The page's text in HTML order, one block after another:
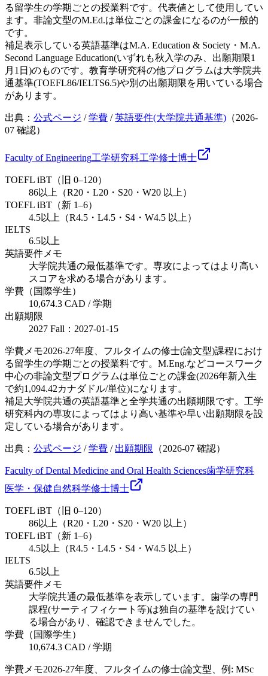
る留学生の学期ごとの授業料です。代表値として使用してい
ます。非論文型のM.Ed.は単位ごとの課金になるのが一般的
です。
補足表示している英語基準はM.A. Education & Society・M.A.
Second Language Education(いずれも秋入学のみ、出願期限1
月1日)のものです。教育学研究科の他プログラムは大学院共
通基準(TOEFL86/IELTS6.5)や別の出願期限を用いている場合
があります。
出典： 公式ページ /学費 /英語要件(大学院共通基準) （2026-
07 確認）
Faculty of Engineering工学研究科工学修士博士
TOEFL iBT（旧 0–120）
86以上（R20・L20・S20・W20 以上）
TOEFL iBT（新 1–6）
4.5以上（R4.5・L4.5・S4・W4.5 以上）
IELTS
6.5以上
英語要件メモ
大学院共通の最低基準です。専攻によってはより高い
スコアを求める場合があります。
学費（国際学生）
10,674.3 CAD / 学期
出願期限
2027 Fall：2027-01-15
学費メモ2026-27年度、フルタイムの修士(論文型)課程におけ
る留学生の学期ごとの授業料です。M.Eng.などコースワーク
中心の非論文型プログラムは単位ごとの課金(2026年新入生
で約1,094.42カナダドル/単位)になります。
補足大学院共通の英語基準と全学共通の出願期限です。工学
研究科内の専攻によってはより高い基準や早い出願期限を設
定している場合があります。
出典： 公式ページ /学費 / 出願期限 （2026-07 確認）
Faculty of Dental Medicine and Oral Health Sciences歯学研究科
医学・保健自然科学修士博士
TOEFL iBT（旧 0–120）
86以上（R20・L20・S20・W20 以上）
TOEFL iBT（新 1–6）
4.5以上（R4.5・L4.5・S4・W4.5 以上）
IELTS
6.5以上
英語要件メモ
大学院共通の最低基準を表示しています。歯学の専門
課程(サーティフィケート等)は独自の基準を設けてい
る場合があり、確認できませんでした。
学費（国際学生）
10,674.3 CAD / 学期
学費メモ2026-27年度、フルタイムの修士(論文型、例: MSc